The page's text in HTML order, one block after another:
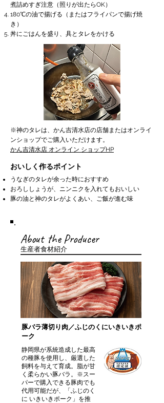
煮詰めすぎ注意（照りが出たらOK）
180℃の油で揚げる（またはフライパンで揚げ焼
き）
丼にごはんを盛り、具とタレをかける
※神のタレは、かん吉清水店の店舗またはオンライ
ンショップでご購入いただけます。
かん吉清水店 オンライン ショップHP
おいしく作るポイント
うなぎのタレが余った時におすすめ
おろししょうが、ニンニクを入れてもおいしい
豚の油と神のタレがよくあい、ご飯が進む味
About the Producer
生産者食材紹介
豚バラ薄切り肉／ふじのくにいきいきポ
ーク
静岡県が系統造成した最高
の種豚を使用し、厳選した
飼料を与えて育成。脂が甘
く柔らかい豚バラ。※スー
パーで購入できる豚肉でも
代用可能だが、「ふじのく
に いきいきポーク」を推